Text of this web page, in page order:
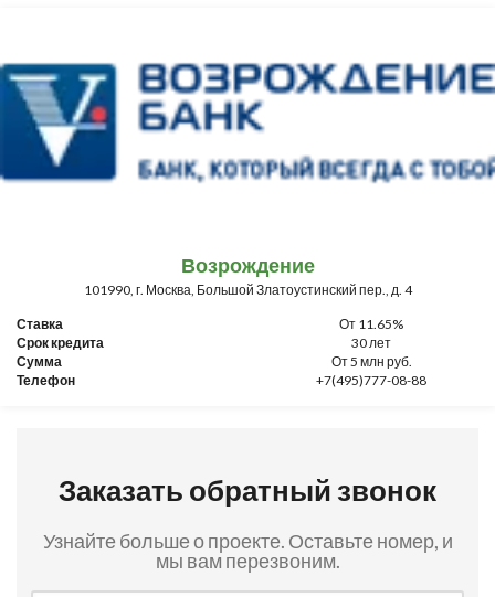
Возрождение
101990, г. Москва, Большой Златоустинский пер., д. 4
Ставка
От 11.65%
Срок кредита
30 лет
Сумма
От 5 млн руб.
Телефон
+7(495)777-08-88
Заказать обратный звонок
Узнайте больше о проекте. Оставьте номер, и
мы вам перезвоним.